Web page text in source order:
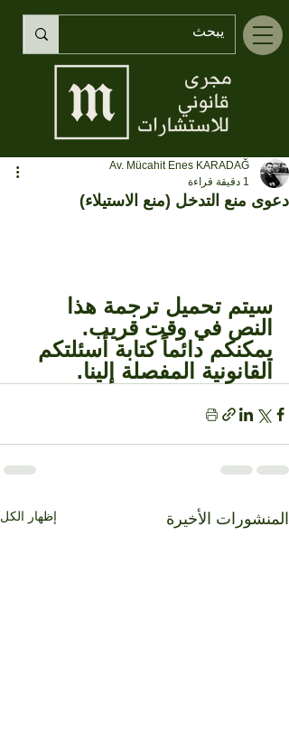
دعوى منع التدخل (منع الاستيلاء)
Av. Mücahit Enes KARADAĞ
1 دقيقة قراءة
سيتم تحميل ترجمة هذا
النص في وقت قريب.
يمكنكم دائماً كتابة أسئلتكم
القانونية المفصلة إلينا.
المنشورات الأخيرة إظهار الكل